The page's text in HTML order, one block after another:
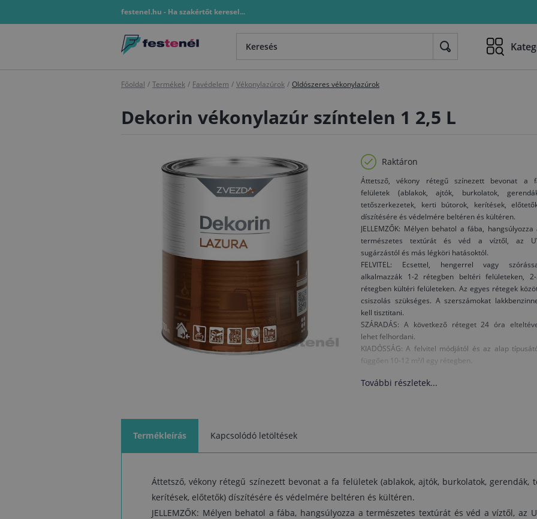
festenel.hu - Ha szakértőt keresel...
Főoldal / Termékek / Favédelem / Vékonylazúrok / Oldószeres vékonylazúrok
Dekorin vékonylazúr színtelen 1 2,5 L
Raktáron
Áttetsző, vékony rétegű színezett bevonat a
felületek (ablakok, ajtók, burkolatok,
tetőszerkezetek, kerti bútorok, kerítések,
díszítésére és védelmére beltéren és kültéren.
JELLEMZŐK: Mélyen behatol a fába, hangsúlyozza
természetes textúrát és véd a víztől, az
sugárzástól és más légköri hatásoktól.
FELVITEL: Ecsettel, hengerrel vagy
alkalmazzák 1-2 rétegben beltéri felületeken, 2-
rétegben kültéri felületeken. Az egyes rétegek
csiszolás szükséges. A szerszámokat
kell tisztitani.
SZÁRADÁS: A következő réteget 24 óra
lehet felhordani.
KIADÓSSÁG: A felvitel módjától és az alap
függően 10-12 m²/l egy rétegben.
További részletek...
Termékleírás Kapcsolódó letöltések
Áttetsző, vékony rétegű színezett bevonat a fa felületek (ablakok, ajtók, burkolatok, gerendák,
kerítések, előtetők) díszítésére és védelmére beltéren és kültéren.
JELLEMZŐK: Mélyen behatol a fába, hangsúlyozza a természetes textúrát és véd a víztől, az